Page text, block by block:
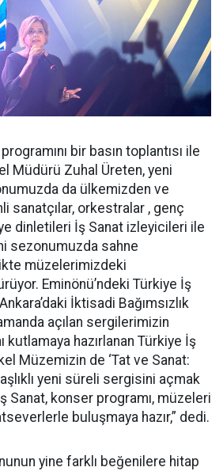
bir basın toplantısı ile
Müdürü Zuhal Üreten, yeni
da ülkemizden ve
sanatçılar, orkestralar , genç
dinletileri İş Sanat izleyicileri ile
sezonumuzda sahne
müzelerimizdeki
Eminönü’ndeki Türkiye İş
İktisadi Bağımsızlık
açılan sergilerimizin
kutlamaya hazırlanan Türkiye İş
Müzemizin de ‘Tat ve Sanat:
yeni süreli sergisini açmak
Sanat, konser programı, müzeleri
buluşmaya hazır,” dedi.
yine farklı beğenilere hitap